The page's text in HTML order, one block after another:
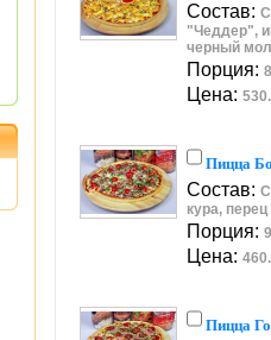
Состав:
"Чеддер",
черный
Порция:
Цена:
Пицца
Состав:
кура,
Порция:
Цена:
Пицца